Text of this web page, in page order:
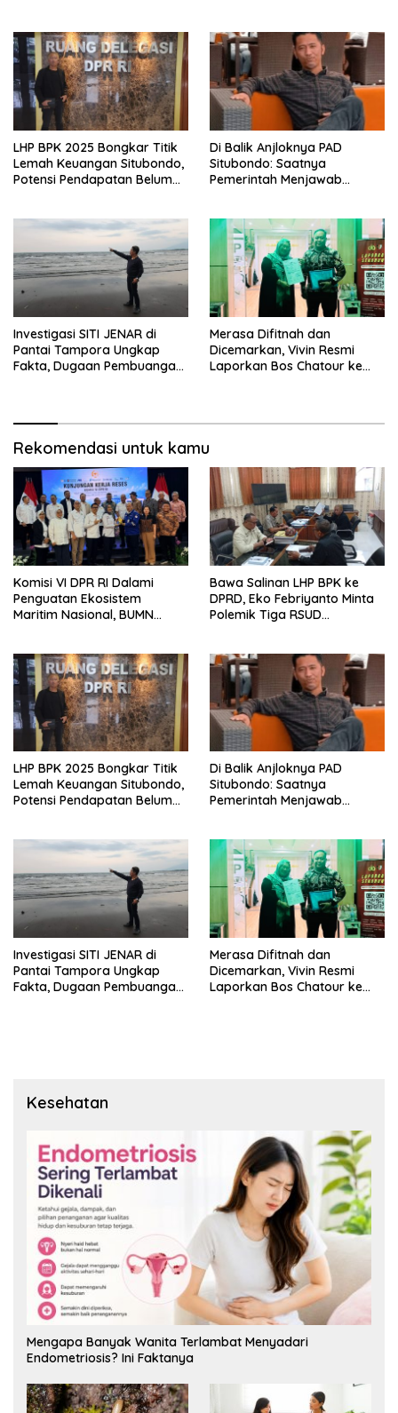
LHP BPK 2025 Bongkar Titik
Lemah Keuangan Situbondo,
Potensi Pendapatan Belum
Di Balik Anjloknya PAD
Situbondo: Saatnya
Pemerintah Menjawab
Investigasi SITI JENAR di
Pantai Tampora Ungkap
Fakta, Dugaan Pembuangan
Merasa Difitnah dan
Dicemarkan, Vivin Resmi
Laporkan Bos Chatour ke
Rekomendasi untuk kamu
Komisi VI DPR RI Dalami
Penguatan Ekosistem
Maritim Nasional, BUMN
Bawa Salinan LHP BPK ke
DPRD, Eko Febriyanto Minta
Polemik Tiga RSUD
LHP BPK 2025 Bongkar Titik
Lemah Keuangan Situbondo,
Potensi Pendapatan Belum
Di Balik Anjloknya PAD
Situbondo: Saatnya
Pemerintah Menjawab
Investigasi SITI JENAR di
Pantai Tampora Ungkap
Fakta, Dugaan Pembuangan
Merasa Difitnah dan
Dicemarkan, Vivin Resmi
Laporkan Bos Chatour ke
Kesehatan
Mengapa Banyak Wanita Terlambat Menyadari
Endometriosis? Ini Faktanya